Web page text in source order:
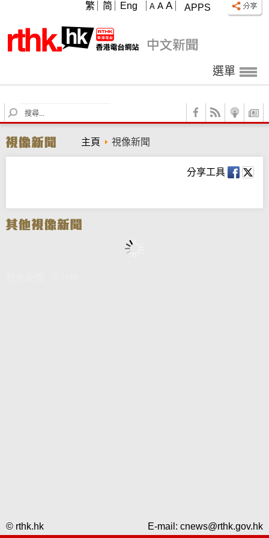
APPS
A A A
繁 简 Eng
選單
S
e
r
c
主頁 視像新聞
分享工具
© rthk.hk E-mail: cnews@rthk.gov.hk